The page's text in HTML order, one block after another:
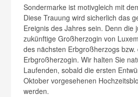
Sondermarke ist motivgleich mit
Diese Trauung wird sicherlich das
Ereignis des Jahres sein. Denn die
zukünftige Großherzogin von
des nächsten Erbgroßherzogs bzw.
Erbgroßherzogin. Wir halten Sie
Laufenden, sobald die ersten
Oktober vorgesehenen
werden.